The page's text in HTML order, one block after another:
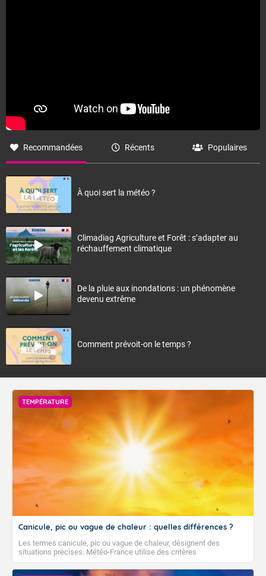
Recommandées Récents Populaires
À quoi sert la météo ?
Climadiag Agriculture et Forêt : s’adapter au
réchauffement climatique
De la pluie aux inondations : un phénomène
devenu extrême
Comment prévoit-on le temps ?
TEMPÉRATURE
Canicule, pic ou vague de chaleur : quelles différences ?
Les termes canicule, pic ou vague de chaleur, désignent des
situations précises. Météo-France utilise des critères
climatologiques pour évaluer et qualifier les épisodes de chaleur qui
peuvent avoir des impacts sanitaires et socio-économiques